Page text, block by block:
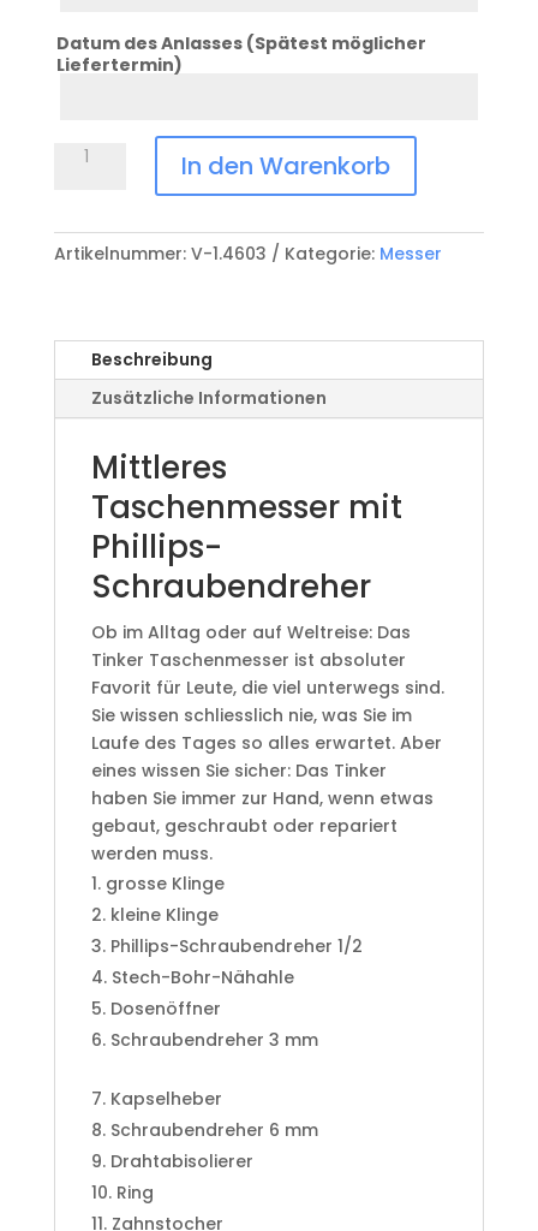
Datum des Anlasses (Spätest möglicher
Liefertermin)
Tinker
Menge
In den Warenkorb
Artikelnummer: V-1.4603 Kategorie: Messer
Beschreibung
Zusätzliche Informationen
Mittleres
Taschenmesser mit
Phillips-
Schraubendreher
Ob im Alltag oder auf Weltreise: Das
Tinker Taschenmesser ist absoluter
Favorit für Leute, die viel unterwegs sind.
Sie wissen schliesslich nie, was Sie im
Laufe des Tages so alles erwartet. Aber
eines wissen Sie sicher: Das Tinker
haben Sie immer zur Hand, wenn etwas
gebaut, geschraubt oder repariert
werden muss.
grosse Klinge
kleine Klinge
Phillips-Schraubendreher 1/2
Stech-Bohr-Nähahle
Dosenöffner
Schraubendreher 3 mm
Kapselheber
Schraubendreher 6 mm
Drahtabisolierer
Ring
Zahnstocher